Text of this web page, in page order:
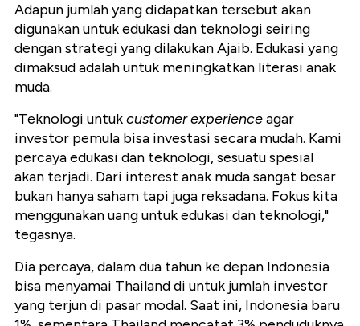
Adapun jumlah yang didapatkan tersebut akan
digunakan untuk edukasi dan teknologi seiring
dengan strategi yang dilakukan Ajaib. Edukasi yang
dimaksud adalah untuk meningkatkan literasi anak
muda.
"Teknologi untukcustomer experienceagar
investor pemula bisa investasi secara mudah. Kami
percaya edukasi dan teknologi, sesuatu spesial
akan terjadi. Dari interest anak muda sangat besar
bukan hanya saham tapi juga reksadana. Fokus kita
menggunakan uang untuk edukasi dan teknologi,"
tegasnya.
Dia percaya, dalam dua tahun ke depan Indonesia
bisa menyamai Thailand di untuk jumlah investor
yang terjun di pasar modal. Saat ini, Indonesia baru